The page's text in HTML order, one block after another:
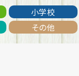
小学校
その他